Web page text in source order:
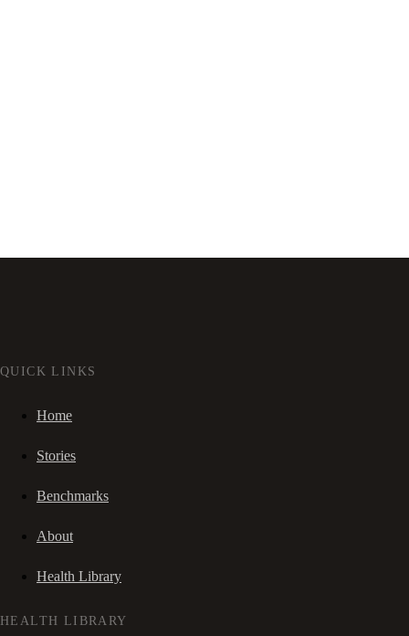
QUICK LINKS
Home
Stories
Benchmarks
About
Health Library
HEALTH LIBRARY